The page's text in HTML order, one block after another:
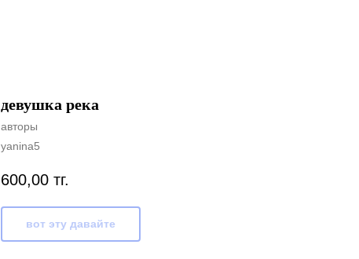
девушка река
авторы
yanina5
600,00 тг.
вот эту давайте